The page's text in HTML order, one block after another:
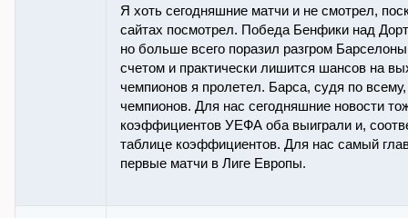
Я хоть сегодняшние матчи и не смотрел,
сайтах посмотрел. Победа Бенфики над
но больше всего поразил разгром
счетом и практически лишится шансов на
чемпионов я пролетел. Барса, судя по
чемпионов. Для нас сегодняшние новости
коэффициентов УЕФА оба выиграли и,
таблице коэффициентов. Для нас самый
первые матчи в Лиге Европы.